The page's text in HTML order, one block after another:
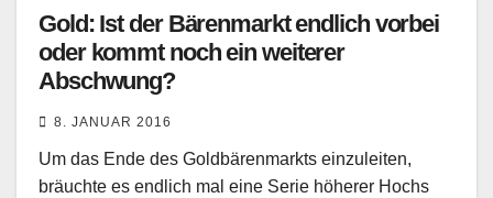
Gold: Ist der Bärenmarkt endlich vorbei
oder kommt noch ein weiterer
Abschwung?
8. JANUAR 2016
Um das Ende des Goldbärenmarkts einzuleiten,
bräuchte es endlich mal eine Serie höherer Hochs